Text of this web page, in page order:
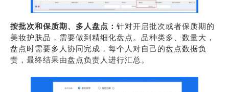
按批次和保质期、多人盘点： 针对开启批次或者保质期的
美妆护肤品，需要做到精细化盘点。品种类多、数量大，
盘点时需要多人协同完成，每个人对自己的盘点数据负
责，最终结果由盘点负责人进行汇总。